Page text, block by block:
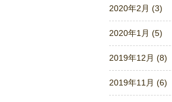
2020年2月 (3)
2020年1月 (5)
2019年12月 (8)
2019年11月 (6)